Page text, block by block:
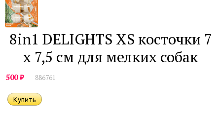
8in1 DELIGHTS XS косточки 7
х 7,5 см для мелких собак
500₽ 886761